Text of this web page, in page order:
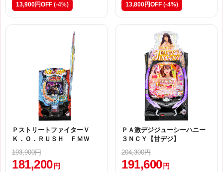
13,900円OFF (-4%) 13,800円OFF (-4%)
ＰストリートファイターＶ
Ｋ．Ｏ．ＲＵＳＨ ＦＭＷ
193,900円
181,200 円
ＰＡ激デジジューシーハニー
３ＮＣＹ【甘デジ】
204,300円
191,600 円